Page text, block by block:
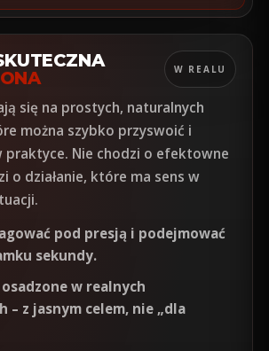
W REALU
się na prostych, naturalnych
można szybko przyswoić i
praktyce. Nie chodzi o efektowne
o działanie, które ma sens w
pod presją i podejmować
sekundy.
w realnych
– z jasnym celem, nie „dla